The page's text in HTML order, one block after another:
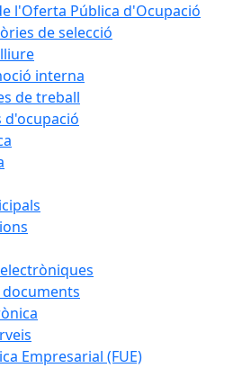
l'Oferta Pública d'Ocupació
de selecció
interna
de treball
d'ocupació
Empresarial (FUE)